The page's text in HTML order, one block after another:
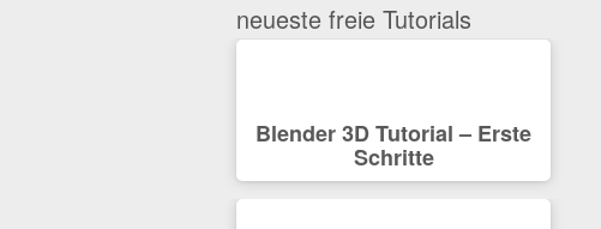
neueste freie Tutorials
Blender 3D Tutorial – Erste
Schritte